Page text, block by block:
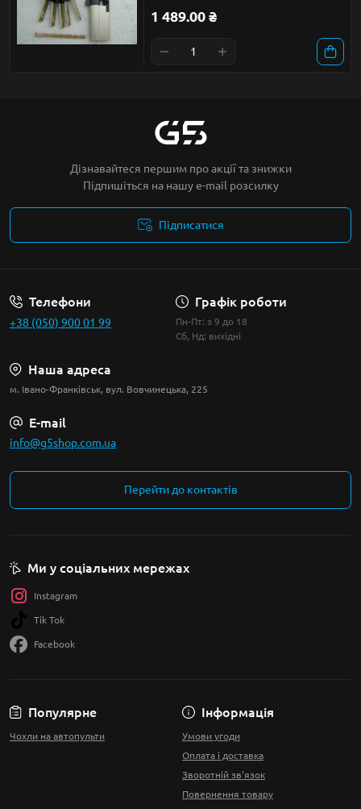
1 489.00 ₴
Дізнавайтеся першим про акції та знижки
Підпишіться на нашу e-mail розсилку
Підписатися
Телефони
+38 (050) 900 01 99
Графік роботи
Пн-Пт: з 9 до 18
Сб, Нд: вихідні
Наша адреса
м. Івано-Франківськ, вул. Вовчинецька, 225
E-mail
info@g5shop.com.ua
Перейти до контактів
Популярне
Чохли на автопульти
Інформація
Умови угоди
Оплата і доставка
Зворотній зв'язок
Повернення товару
Ми у соціальних мережах
Instagram
Tik Tok
Facebook